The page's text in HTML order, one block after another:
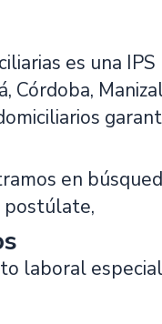
es una
Córdoba,
en
postúlate,
laboral